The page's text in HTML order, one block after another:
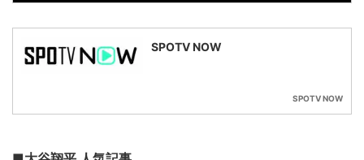
SPOTV NOW
SPOTV NOW